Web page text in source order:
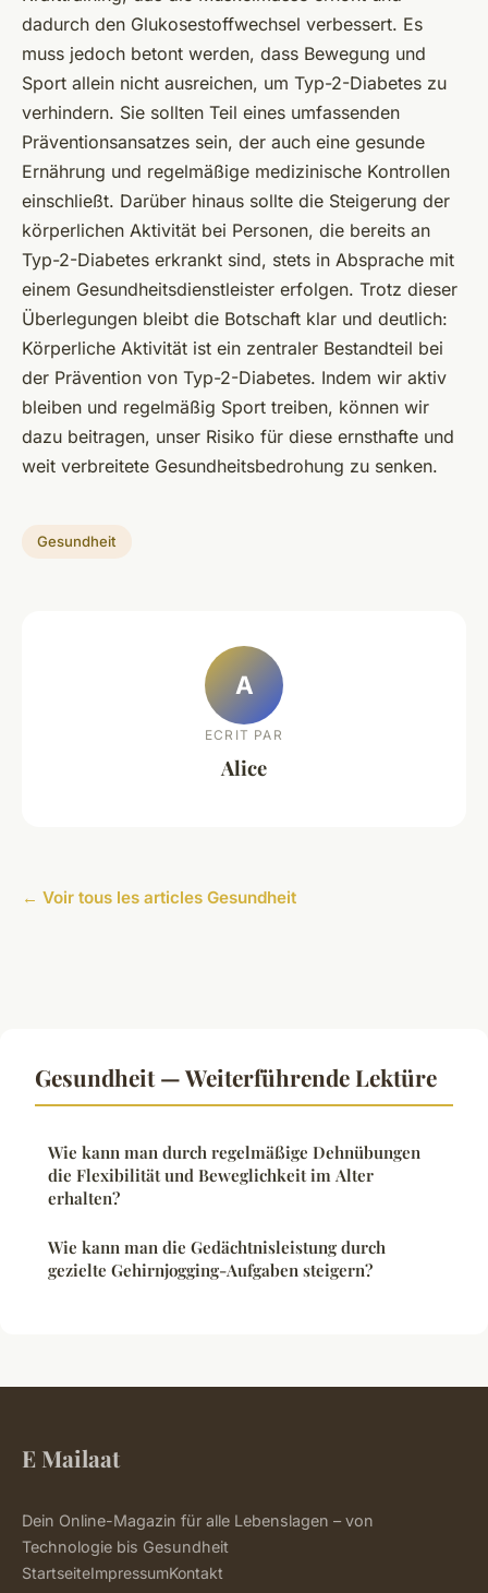
dadurch den Glukosestoffwechsel verbessert. Es
muss jedoch betont werden, dass Bewegung und
Sport allein nicht ausreichen, um Typ-2-Diabetes zu
verhindern. Sie sollten Teil eines umfassenden
Präventionsansatzes sein, der auch eine gesunde
Ernährung und regelmäßige medizinische Kontrollen
einschließt. Darüber hinaus sollte die Steigerung der
körperlichen Aktivität bei Personen, die bereits an
Typ-2-Diabetes erkrankt sind, stets in Absprache mit
einem Gesundheitsdienstleister erfolgen. Trotz dieser
Überlegungen bleibt die Botschaft klar und deutlich:
Körperliche Aktivität ist ein zentraler Bestandteil bei
der Prävention von Typ-2-Diabetes. Indem wir aktiv
bleiben und regelmäßig Sport treiben, können wir
dazu beitragen, unser Risiko für diese ernsthafte und
weit verbreitete Gesundheitsbedrohung zu senken.
Gesundheit
A
ECRIT PAR
Alice
← Voir tous les articles Gesundheit
Gesundheit — Weiterführende Lektüre
Wie kann man durch regelmäßige Dehnübungen
die Flexibilität und Beweglichkeit im Alter
erhalten?
Wie kann man die Gedächtnisleistung durch
gezielte Gehirnjogging-Aufgaben steigern?
E Mailaat
Dein Online-Magazin für alle Lebenslagen – von
Technologie bis Gesundheit
StartseiteImpressumKontakt